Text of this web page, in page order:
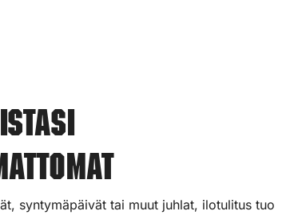
syntymäpäivät tai muut juhlat, ilotulitus tuo